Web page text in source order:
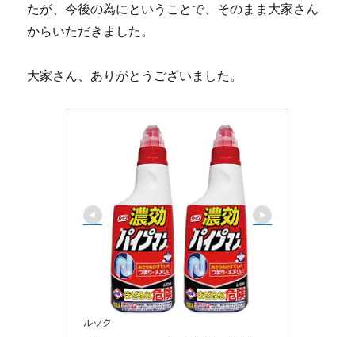
たが、今後の為にということで、そのまま大家さん
からいただきました。
大家さん、ありがとうございました。
ルック